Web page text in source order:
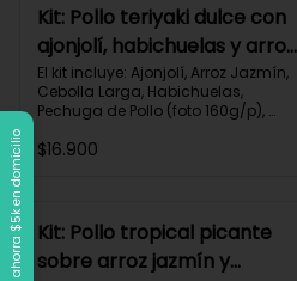
Kit: Pollo teriyaki dulce con
ajonjolí, habichuelas y arroz
jazmín-149
El kit incluye: Ajonjolí, Arroz Jazmín,
Cebolla Larga, Habichuelas,
Pechuga de Pollo (foto 160g/p),
Paprika, Receta Impresa.
$16.900
Kit: Pollo tropical picante
sobre arroz jazmín y